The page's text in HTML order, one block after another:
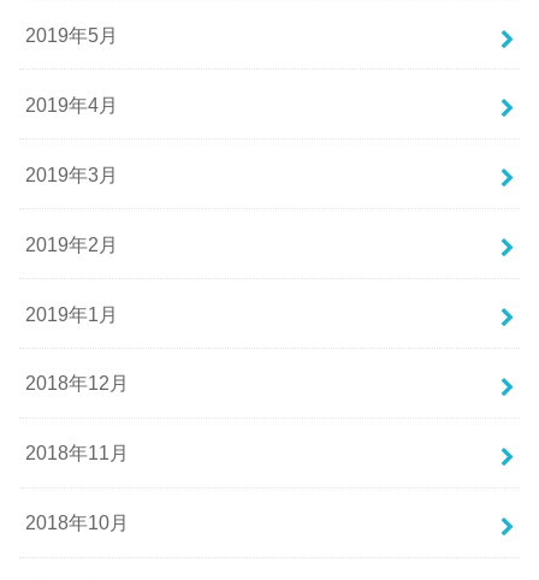
2019年5月
2019年4月
2019年3月
2019年2月
2019年1月
2018年12月
2018年11月
2018年10月